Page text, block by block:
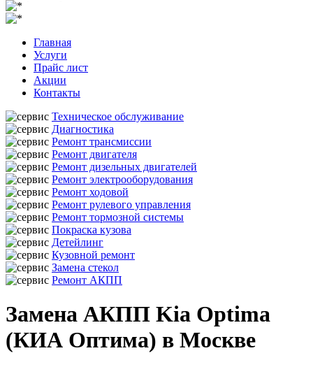
Главная
Услуги
Прайс лист
Акции
Контакты
Техническое обслуживание
Диагностика
Ремонт трансмиссии
Ремонт двигателя
Ремонт дизельных двигателей
Ремонт электрооборудования
Ремонт ходовой
Ремонт рулевого управления
Ремонт тормозной системы
Покраска кузова
Детейлинг
Кузовной ремонт
Замена стекол
Ремонт АКПП
Замена АКПП Kia Optima
(КИА Оптима) в Москве